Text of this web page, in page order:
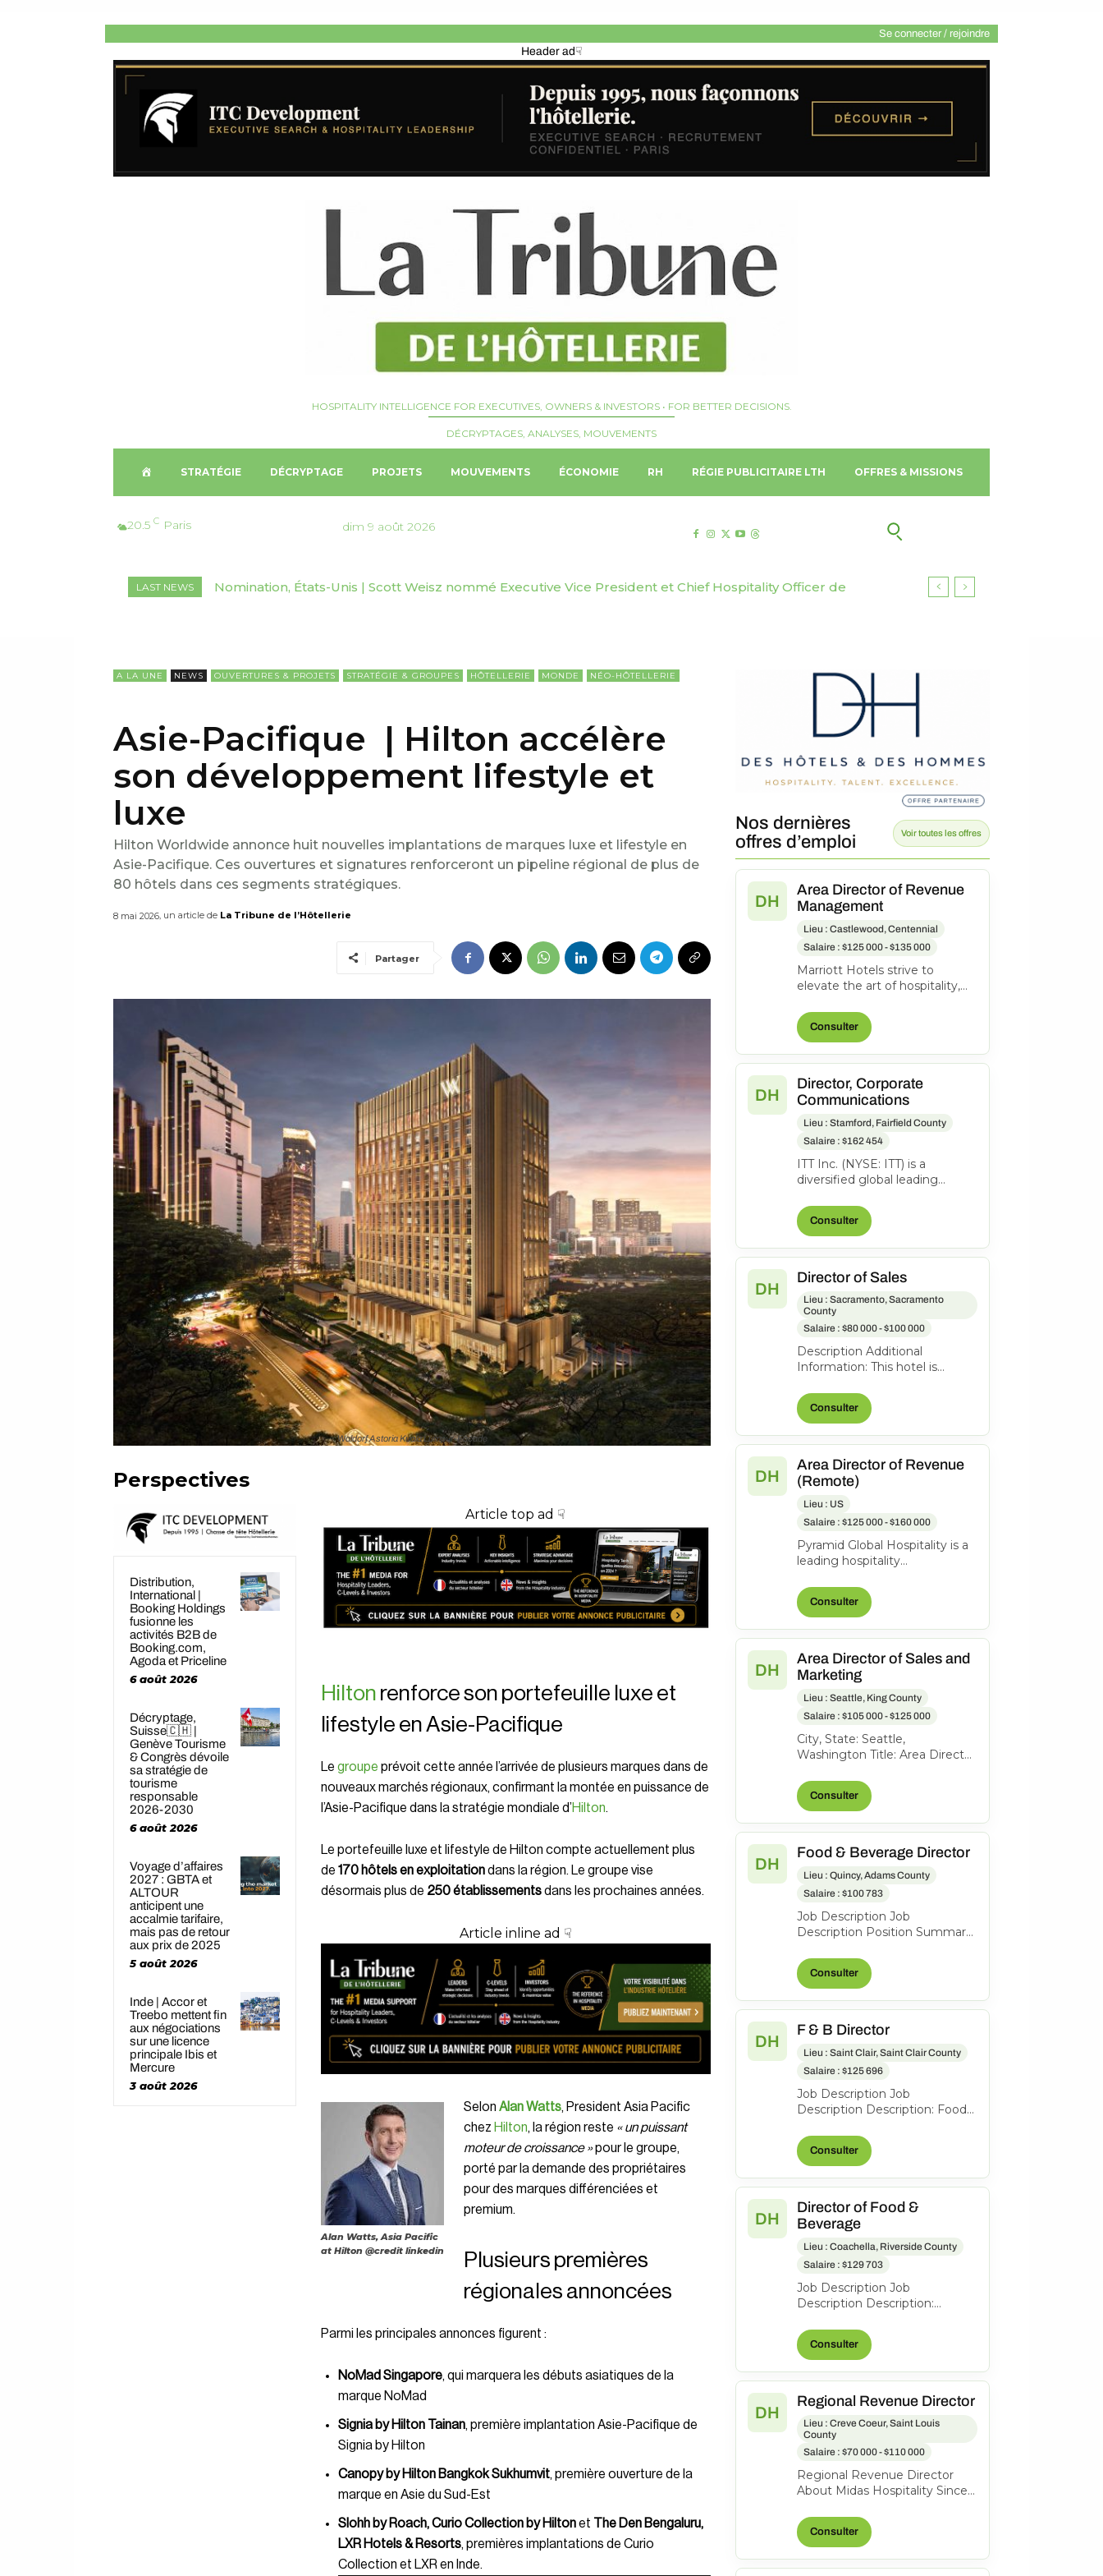
Se connecter / rejoindre
Header ad☟
HOSPITALITY INTELLIGENCE FOR EXECUTIVES, OWNERS & INVESTORS • FOR BETTER DECISIONS.
DÉCRYPTAGES, ANALYSES, MOUVEMENTS
U
I
STRATÉGIE DÉCRYPTAGE PROJETS MOUVEMENTS ÉCONOMIE RH RÉGIE PUBLICITAIRE LTH OFFRES & MISSIONS
20.5 C Paris dim 9 août 2026
LAST NEWS
Nomination, États-Unis | Scott Weisz nommé Executive Vice President et Chief Hospitality Officer de
Finance, France | Edgar Suites boucle un refinancement bancaire de 180 millions d’euros pour ses
A LA UNE NEWS OUVERTURES & PROJETS STRATÉGIE & GROUPES HÔTELLERIE MONDE NÉO-HÔTELLERIE
Asie-Pacifique | Hilton accélère
son développement lifestyle et
luxe
Hilton Worldwide annonce huit nouvelles implantations de marques luxe et lifestyle en
Asie-Pacifique. Ces ouvertures et signatures renforceront un pipeline régional de plus de
80 hôtels dans ces segments stratégiques.
8 mai 2026, un article de La Tribune de l’Hôtellerie
Partager
Waldorf Astoria Kuala Lumpur-Facade
Perspectives
Distribution,
International |
Booking Holdings
fusionne les
activités B2B de
Booking.com,
Agoda et Priceline
6 août 2026
Décryptage,
Suisse🇨🇭 |
Genève Tourisme
& Congrès dévoile
sa stratégie de
tourisme
responsable
2026-2030
6 août 2026
Voyage d’affaires
2027 : GBTA et
ALTOUR
anticipent une
accalmie tarifaire,
mais pas de retour
aux prix de 2025
5 août 2026
Inde | Accor et
Treebo mettent fin
aux négociations
sur une licence
principale Ibis et
Mercure
3 août 2026
Article top ad ☟
Hilton renforce son portefeuille luxe et
lifestyle en Asie-Pacifique
Le groupe prévoit cette année l’arrivée de plusieurs marques dans de
nouveaux marchés régionaux, confirmant la montée en puissance de
l’Asie-Pacifique dans la stratégie mondiale d’Hilton.
Le portefeuille luxe et lifestyle de Hilton compte actuellement plus
de 170 hôtels en exploitationdans la région. Le groupe vise
désormais plus de 250 établissementsdans les prochaines années.
Article inline ad ☟
Alan Watts, Asia Pacific
at Hilton @credit linkedin
Selon Alan Watts, President Asia Pacific
chez Hilton, la région reste « un puissant
moteur de croissance »pour le groupe,
porté par la demande des propriétaires
pour des marques différenciées et
premium.
Plusieurs premières
régionales annoncées
Parmi les principales annonces figurent :
NoMad Singapore, qui marquera les débuts asiatiques de la
marque NoMad
Signia by Hilton Tainan, première implantation Asie-Pacifique de
Signia by Hilton
Canopy by Hilton Bangkok Sukhumvit, première ouverture de la
marque en Asie du Sud-Est
Slohh by Roach, Curio Collection by Hiltonet The Den Bengaluru,
LXR Hotels & Resorts, premières implantations de Curio
Collection et LXR en Inde.
Nos dernières
offres d’emploi
Voir toutes les offres
DH
Area Director of Revenue
Management
Lieu : Castlewood, Centennial
Salaire : $125 000 - $135 000
Marriott Hotels strive to
elevate the art of hospitality,
opportunity while keeping the
comfort o...
Consulter
DH
Director, Corporate
Communications
Lieu : Stamford, Fairfield County
Salaire : $162 454
ITT Inc. (NYSE: ITT) is a
diversified global leading
engineered critical
components and custom...
Consulter
DH
Director of Sales
Lieu : Sacramento, Sacramento
County
Salaire : $80 000 - $100 000
Description Additional
Information: This hotel is
independent franchisee, Kalthia
Group Hote...
Consulter
DH
Area Director of Revenue
(Remote)
Lieu : US
Salaire : $125 000 - $160 000
Pyramid Global Hospitality is a
leading hospitality
portfolio of more than 200
hotels and r...
Consulter
DH
Area Director of Sales and
Marketing
Lieu : Seattle, King County
Salaire : $105 000 - $125 000
City, State: Seattle,
Washington Title: Area Director
Location: Seattle, Washington
FLSA: Exem...
Consulter
DH
Food & Beverage Director
Lieu : Quincy, Adams County
Salaire : $100 783
Job Description Job
Description Position Summary:
is responsible for providing
leadershi...
Consulter
DH
F & B Director
Lieu : Saint Clair, Saint Clair County
Salaire : $125 696
Job Description Job
Description Description: Food
seeking a dynamic and
experienced Food &...
Consulter
DH
Director of Food &
Beverage
Lieu : Coachella, Riverside County
Salaire : $129 703
Job Description Job
Description Description:
& Beverage, you will be
responsible for over...
Consulter
DH
Regional Revenue Director
Lieu : Creve Coeur, Saint Louis
County
Salaire : $70 000 - $110 000
Regional Revenue Director
About Midas Hospitality Since
award-winning hotel
management...
Consulter